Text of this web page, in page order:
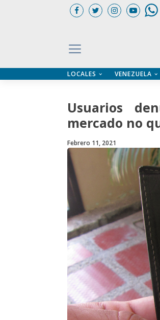
LOCALES VENEZUELA
Usuarios
mercado no
Febrero 11, 2021